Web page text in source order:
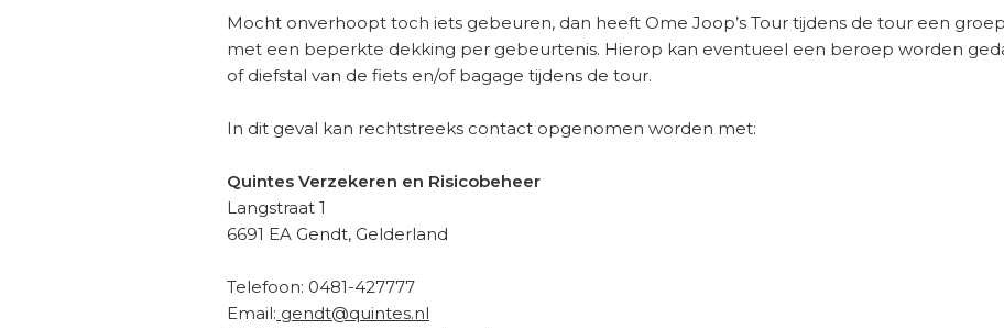
Mocht onverhoopt toch iets gebeuren, dan heeft Ome Joop’s Tour tijdens de tour een
met een beperkte dekking per gebeurtenis. Hierop kan eventueel een beroep worden
of diefstal van de fiets en/of bagage tijdens de tour.
In dit geval kan rechtstreeks contact opgenomen worden met:
Quintes Verzekeren en Risicobeheer
Langstraat 1
6691 EA Gendt, Gelderland
Telefoon: 0481-427777
Email: gendt@quintes.nl